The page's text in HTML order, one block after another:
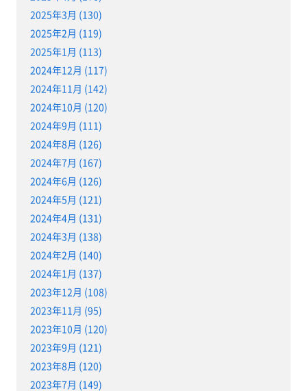
2025年3月 (130)
2025年2月 (119)
2025年1月 (113)
2024年12月 (117)
2024年11月 (142)
2024年10月 (120)
2024年9月 (111)
2024年8月 (126)
2024年7月 (167)
2024年6月 (126)
2024年5月 (121)
2024年4月 (131)
2024年3月 (138)
2024年2月 (140)
2024年1月 (137)
2023年12月 (108)
2023年11月 (95)
2023年10月 (120)
2023年9月 (121)
2023年8月 (120)
2023年7月 (149)